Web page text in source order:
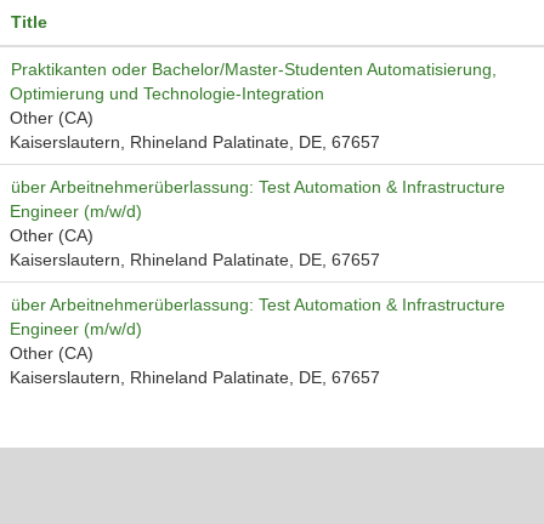
Title
Praktikanten oder Bachelor/Master-Studenten Automatisierung,
Optimierung und Technologie-Integration
Other (CA)
Kaiserslautern, Rhineland Palatinate, DE, 67657
über Arbeitnehmerüberlassung: Test Automation & Infrastructure
Engineer (m/w/d)
Other (CA)
Kaiserslautern, Rhineland Palatinate, DE, 67657
über Arbeitnehmerüberlassung: Test Automation & Infrastructure
Engineer (m/w/d)
Other (CA)
Kaiserslautern, Rhineland Palatinate, DE, 67657